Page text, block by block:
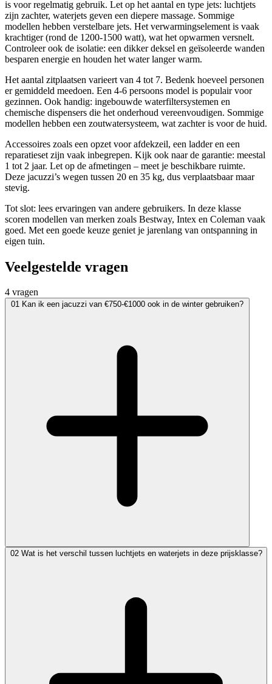
is voor regelmatig gebruik. Let op het aantal en type jets: luchtjets
zijn zachter, waterjets geven een diepere massage. Sommige
modellen hebben verstelbare jets. Het verwarmingselement is vaak
krachtiger (rond de 1200-1500 watt), wat het opwarmen versnelt.
Controleer ook de isolatie: een dikker deksel en geïsoleerde wanden
besparen energie en houden het water langer warm.
Het aantal zitplaatsen varieert van 4 tot 7. Bedenk hoeveel personen
er gemiddeld meedoen. Een 4-6 persoons model is populair voor
gezinnen. Ook handig: ingebouwde waterfiltersystemen en
chemische dispensers die het onderhoud vereenvoudigen. Sommige
modellen hebben een zoutwatersysteem, wat zachter is voor de huid.
Accessoires zoals een opzet voor afdekzeil, een ladder en een
reparatieset zijn vaak inbegrepen. Kijk ook naar de garantie: meestal
1 tot 2 jaar. Let op de afmetingen – meet je beschikbare ruimte.
Deze jacuzzi’s wegen tussen 20 en 35 kg, dus verplaatsbaar maar
stevig.
Tot slot: lees ervaringen van andere gebruikers. In deze klasse
scoren modellen van merken zoals Bestway, Intex en Coleman vaak
goed. Met een goede keuze geniet je jarenlang van ontspanning in
eigen tuin.
Veelgestelde vragen
4 vragen
01 Kan ik een jacuzzi van €750-€1000 ook in de winter gebruiken?
02 Wat is het verschil tussen luchtjets en waterjets in deze prijsklasse?